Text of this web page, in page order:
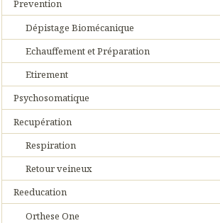
Prevention
Dépistage Biomécanique
Echauffement et Préparation
Etirement
Psychosomatique
Recupération
Respiration
Retour veineux
Reeducation
Orthese One